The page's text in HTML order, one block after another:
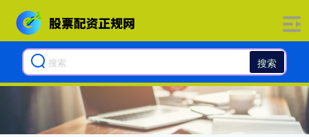
搜索